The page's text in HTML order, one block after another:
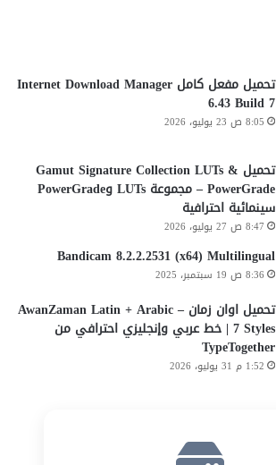
تحميل مفعل كامل Internet Download Manager
6.43 Build 7
8:05 ص 23 يوليو، 2026
تحميل Gamut Signature Collection LUTs &
PowerGrade – مجموعة LUTs وPowerGrade
سينمائية احترافية
8:47 ص 27 يوليو، 2026
Bandicam 8.2.2.2531 (x64) Multilingual
8:36 ص 19 سبتمبر، 2025
تحميل اوان زمان AwanZaman Latin + Arabic –
7 Styles | خط عربي وإنجليزي احترافي من
TypeTogether
1:52 م 31 يوليو، 2026